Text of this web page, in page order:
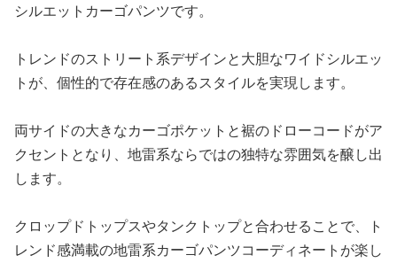
シルエットカーゴパンツです。
トレンドのストリート系デザインと大胆なワイドシルエッ
トが、個性的で存在感のあるスタイルを実現します。
両サイドの大きなカーゴポケットと裾のドローコードがア
クセントとなり、地雷系ならではの独特な雰囲気を醸し出
します。
クロップドトップスやタンクトップと合わせることで、ト
レンド感満載の地雷系カーゴパンツコーディネートが楽し